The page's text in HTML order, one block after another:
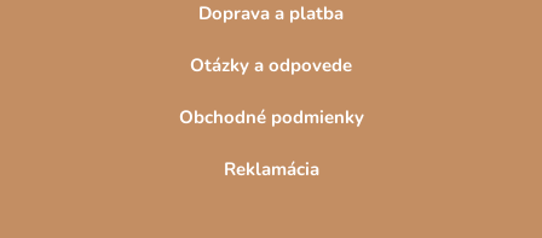
Doprava a platba
Otázky a odpovede
Obchodné podmienky
Reklamácia